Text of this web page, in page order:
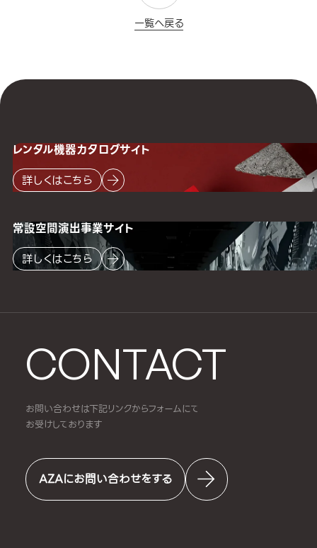
一覧へ戻る
CONTACT
お問い合わせは下記リンクからフォームにて
お受けしております
AZAにお問い合わせをする
レンタル機器カタログサイト
詳しくはこちら
常設空間演出事業サイト
詳しくはこちら